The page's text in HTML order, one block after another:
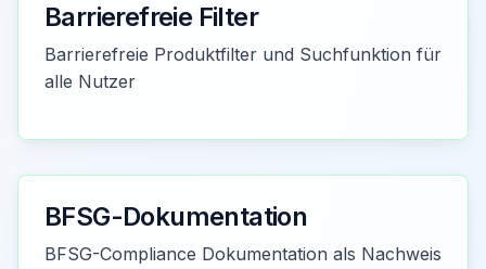
Barrierefreie Filter
Barrierefreie Produktfilter und Suchfunktion für
alle Nutzer
BFSG-Dokumentation
BFSG-Compliance Dokumentation als Nachweis